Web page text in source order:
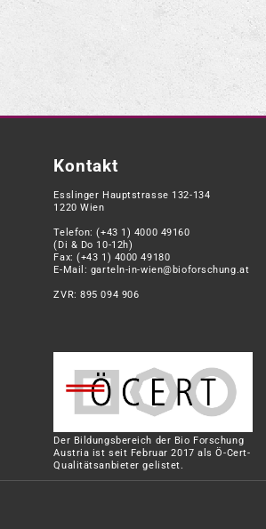
Kontakt
Esslinger Hauptstrasse 132-134
1220 Wien
Telefon:(+43 1) 4000 49160
(Di & Do 10-12h)
Fax: (+43 1) 4000 49180
E-Mail: garteln-in-wien@bioforschung.at
ZVR: 895 094 906
Der Bildungsbereich der Bio Forschung
Austria ist seit Februar 2017 als Ö-Cert-
Qualitätsanbieter gelistet.